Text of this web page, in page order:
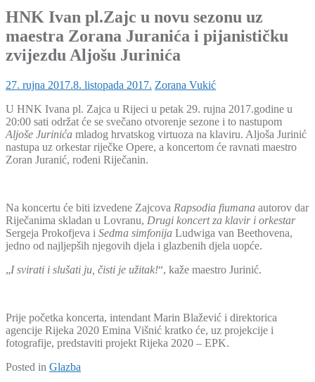
HNK Ivan pl.Zajc u novu sezonu uz
maestra Zorana Juranića i pijanističku
zvijezdu Aljošu Jurinića
27. rujna 2017.8. listopada 2017. Zorana Vukić
U HNK Ivana pl. Zajca u Rijeci u petak 29. rujna 2017.godine u
20:00 sati održat će se svečano otvorenje sezone i to nastupom
Aljoše Jurinića mladog hrvatskog virtuoza na klaviru. Aljoša Jurinić
nastupa uz orkestar riječke Opere, a koncertom će ravnati maestro
Zoran Juranić, rođeni Riječanin.
Na koncertu će biti izvedene Zajcova Rapsodia fiumana autorov dar
Riječanima skladan u Lovranu, Drugi koncert za klavir i orkestar
Sergeja Prokofjeva i Sedma simfonija Ludwiga van Beethovena,
jedno od najljepših njegovih djela i glazbenih djela uopće.
„I svirati i slušati ju, čisti je užitak!“, kaže maestro Jurinić.
Prije početka koncerta, intendant Marin Blažević i direktorica
agencije Rijeka 2020 Emina Višnić kratko će, uz projekcije i
fotografije, predstaviti projekt Rijeka 2020 – EPK.
Posted in Glazba